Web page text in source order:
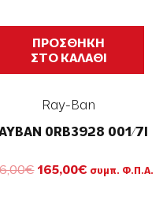
236,00€.είναι:
165,00€.
ΠΡΟΣΘΗΚΗ
ΣΤΟ ΚΑΛΑΘΙ
Ray-Ban
0RB3928 001/7I
€ Original
165,00€Ησυμπ. Φ.Π.Α.